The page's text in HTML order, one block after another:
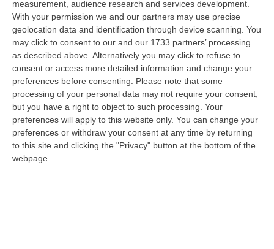
measurement, audience research and services development.
With your permission we and our partners may use precise
geolocation data and identification through device scanning. You
may click to consent to our and our 1733 partners’ processing
as described above. Alternatively you may click to refuse to
consent or access more detailed information and change your
preferences before consenting.
Please note that some
processing of your personal data may not require your consent,
but you have a right to object to such processing. Your
preferences will apply to this website only. You can change your
preferences or withdraw your consent at any time by returning
to this site and clicking the "Privacy" button at the bottom of the
webpage.
07 Agosto, 22:02
Renzi: «Conte? Sarebbe Delittuoso Vannaccizzare La Coalizione»
“ROMA «Conte sta giocando la sua partita, vedremo se le primarie si
faranno, quando e con che formato, se a due Conte-Schlein o se ci
sarann…
07 Agosto, 21:35
Meteo, Altri 10 Giorni Di Caldo Estremo
“ROMA La tregua varrà fino a domani: dopo il record di ieri con il bollino
rosso per tutte le 27 città monitorate e oggi con 26 allerte mass…
07 Agosto, 20:33